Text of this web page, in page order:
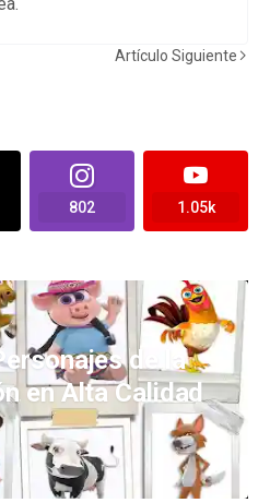
Artículo Siguiente
802 1.05k
de la
en Alta Calidad